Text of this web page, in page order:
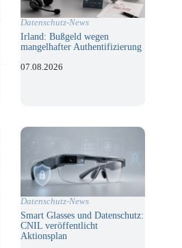
Datenschutz-News
Irland: Bußgeld wegen
mangelhafter Authentifizierung
07.08.2026
Datenschutz-News
Smart Glasses und Datenschutz:
CNIL veröffentlicht
Aktionsplan